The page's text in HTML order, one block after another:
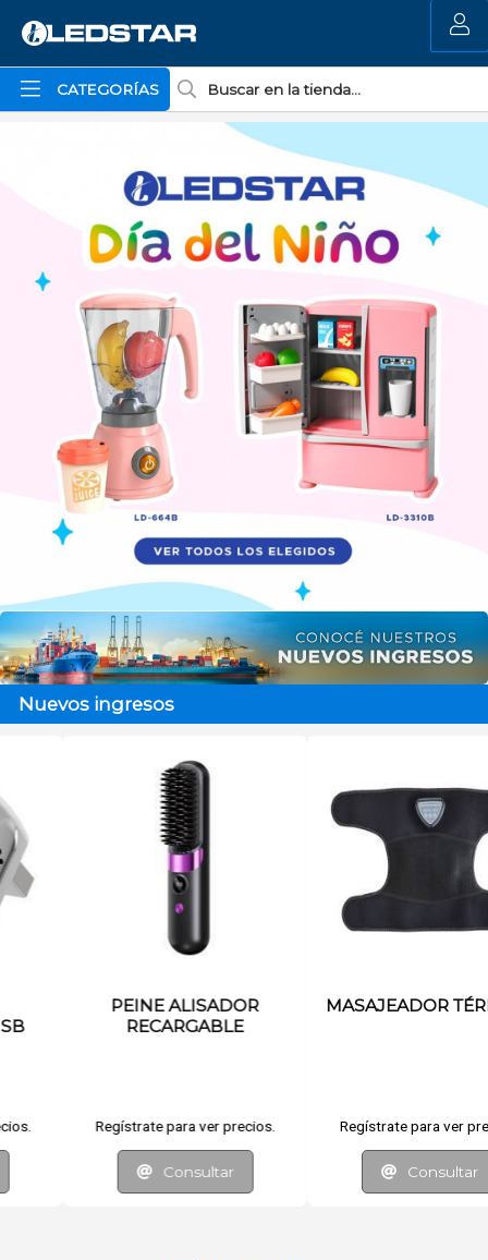
CATEGORÍAS
MI COMPRA
Nuevos ingresos
MASAJEADOR TÉRMICO
Regístrate para ver precios.
Consultar
SECADOR DE PELO
Regístrate para ver
Consultar